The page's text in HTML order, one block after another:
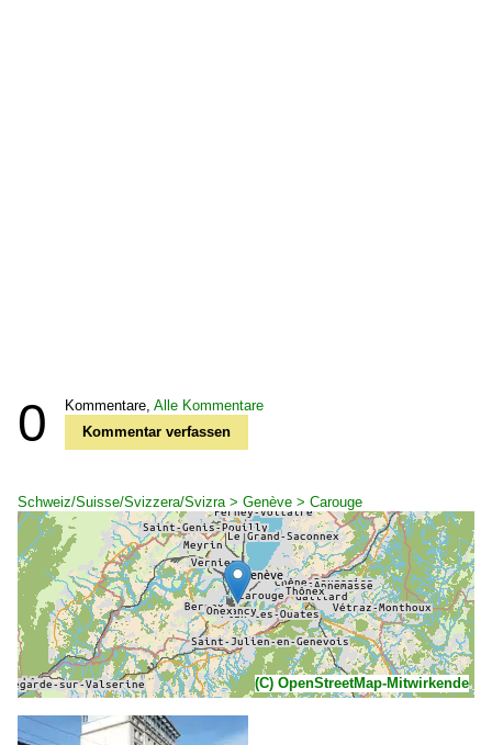
0 Kommentare, Alle Kommentare
Kommentar verfassen
Schweiz/Suisse/Svizzera/Svizra > Genève > Carouge
(C) OpenStreetMap-Mitwirkende